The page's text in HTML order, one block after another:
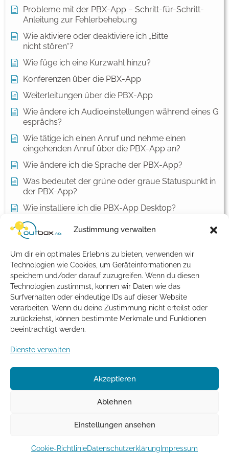
Zustimmung verwalten
Um dir ein optimales Erlebnis zu bieten, verwenden wir
Technologien wie Cookies, um Geräteinformationen zu
speichern und/oder darauf zuzugreifen. Wenn du diesen
Technologien zustimmst, können wir Daten wie das
Surfverhalten oder eindeutige IDs auf dieser Website
verarbeiten. Wenn du deine Zustimmung nicht erteilst oder
zurückziehst, können bestimmte Merkmale und Funktionen
beeinträchtigt werden.
Dienste verwalten
Akzeptieren
Ablehnen
Einstellungen ansehen
Cookie-RichtlinieDatenschutzerklärung Impressum
Probleme mit der PBX-App – Schritt-für-Schritt-
Anleitung zur Fehlerbehebung
Wie aktiviere oder deaktiviere ich „Bitte
nicht stören“?
Wie füge ich eine Kurzwahl hinzu?
Konferenzen über die PBX-App
Weiterleitungen über die PBX-App
Wie ändere ich Audioeinstellungen während eines G
esprächs?
Wie tätige ich einen Anruf und nehme einen
eingehenden Anruf über die PBX-App an?
Wie ändere ich die Sprache der PBX-App?
Was bedeutet der grüne oder graue Statuspunkt in
der PBX-App?
Wie installiere ich die PBX-App Desktop?
Wie melde ich mich erstmals an der PBX-App an?
Kontakte und Benachrichtigungen unter macOS
einrichten
Alle Artikel anzeigen( 1 )
Allgemein
Meine Bankverbindung hat sich geändert – was
muss ich tun?
Mir fehlt eine Rechnung. Was kann ich tun?
Kann ich einen Vertrag zur
Support - Kontakt und Servicezeiten